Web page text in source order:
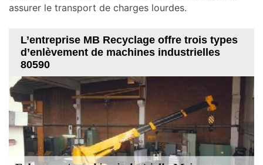
assurer le transport de charges lourdes.
L’entreprise MB Recyclage offre trois types
d’enlèvement de machines industrielles
80590